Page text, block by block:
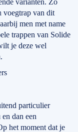
varianten. Zo
voegtrap van dit
men met name
trappen van Solide
je deze wel
particulier
dan een
het moment dat je